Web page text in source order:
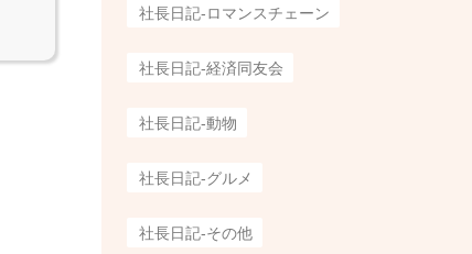
社長日記-ロマンスチェーン
社長日記-経済同友会
社長日記-動物
社長日記-グルメ
社長日記-その他